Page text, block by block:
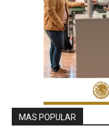
MAS POPULAR